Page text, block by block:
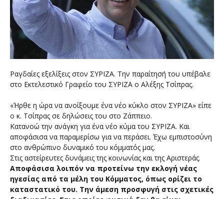
Ραγδαίες εξελίξεις στον ΣΥΡΙΖΑ. Την παραίτησή του υπέβαλε
στο Εκτελεστικό Γραφείο του ΣΥΡΙΖΑ ο Αλέξης Τσίπρας.
«Ήρθε η ώρα να ανοίξουμε ένα νέο κύκλο στον ΣΥΡΙΖΑ» είπε
ο κ. Τσίπρας σε δηλώσεις του στο Ζάππειο.
Κατανοώ την ανάγκη για ένα νέο κύμα του ΣΥΡΙΖΑ. Και
αποφάσισα να παραμερίσω για να περάσει. Έχω εμπιστοσύνη
στο ανθρώπινο δυναμικό του κόμματός μας.
Στις αστείρευτες δυνάμεις της κοινωνίας και της Αριστεράς.
Αποφάσισα λοιπόν να προτείνω την εκλογή νέας
ηγεσίας από τα μέλη του Κόμματος, όπως ορίζει το
καταστατικό του. Την άμεση προσφυγή στις σχετικές